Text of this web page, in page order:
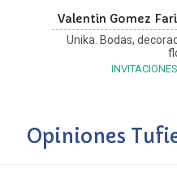
Valentin Gomez
Unika. Bodas,
Opiniones